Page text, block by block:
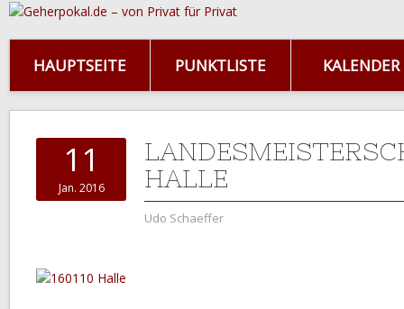
HAUPTSEITE PUNKTLISTE KALENDER
11
Jan. 2016
HALLE
Udo Schaeffer